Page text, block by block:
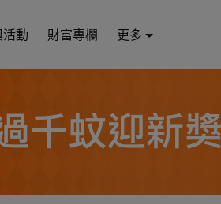
動 財富專欄 更多